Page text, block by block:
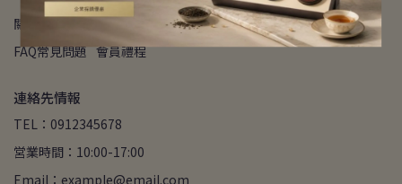
關於我們 退款政策 隱私政策 寄送方式
FAQ常見問題 會員禮程
連絡先情報
TEL：0912345678
営業時間：10:00-17:00
Email：example@email.com